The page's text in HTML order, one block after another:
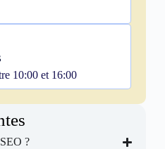
10:00 et 16:00
?